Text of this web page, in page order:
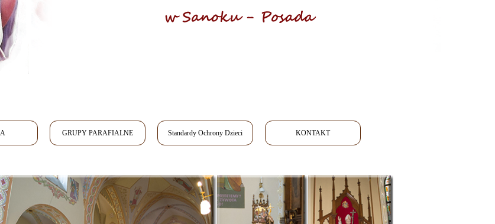
GRUPY PARAFIALNE Standardy Ochrony Dzieci KONTAKT